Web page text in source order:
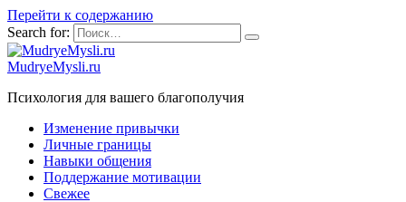
Перейти к содержанию
Search for:
MudryeMysli.ru
Психология для вашего благополучия
Изменение привычки
Личные границы
Навыки общения
Поддержание мотивации
Свежее